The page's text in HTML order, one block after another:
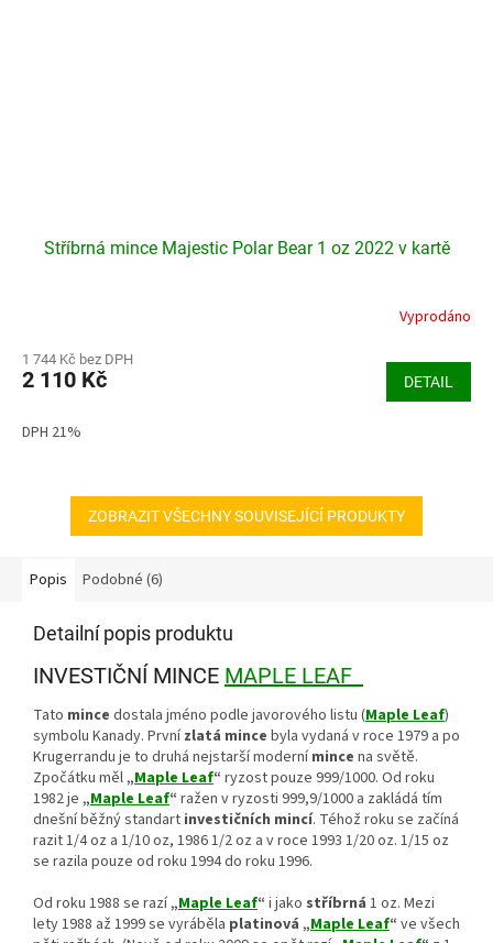
Stříbrná mince Majestic Polar Bear 1 oz 2022 v kartě
produktu
je
z
Vyprodáno
1 744 Kč bez DPH
2 110 Kč DETAIL
DPH 21%
ZOBRAZIT VŠECHNY SOUVISEJÍCÍ PRODUKTY
Popis Podobné (6)
Detailní popis produktu
INVESTIČNÍ MINCE MAPLE LEAF
Tato mince dostala jméno podle javorového listu (Maple Leaf)
symbolu Kanady. Prvnízlatá mince byla vydaná v roce 1979 a po
Krugerrandu je to druhá nejstarší modernímince na světě.
Zpočátku měl„Maple Leaf“ ryzost pouze 999/1000. Od roku
1982 je „Maple Leaf“ ražen v ryzosti 999,9/1000 a zakládá tím
dnešní běžný standart investičních mincí. Téhož roku se začíná
razit 1/4 oz a 1/10 oz, 1986 1/2 oz a v roce 1993 1/20 oz. 1/15 oz
se razila pouze od roku 1994 do roku 1996.
Od roku 1988 se razí„Maple Leaf“ i jako stříbrná 1 oz. Mezi
lety 1988 až 1999 se vyráběla platinová „Maple Leaf“ ve všech